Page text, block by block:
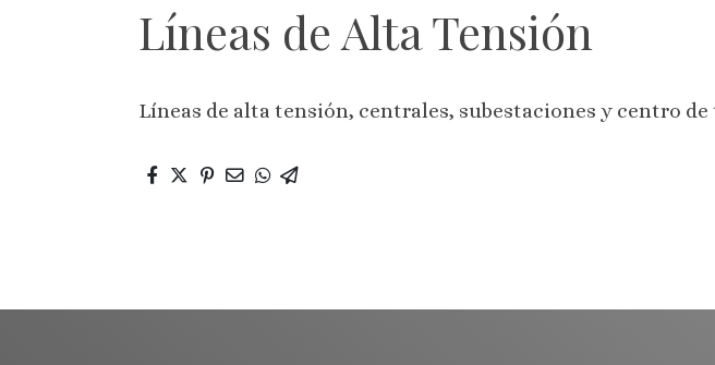
Líneas de Alta Tensión
Líneas de alta tensión, centrales, subestaciones y centro